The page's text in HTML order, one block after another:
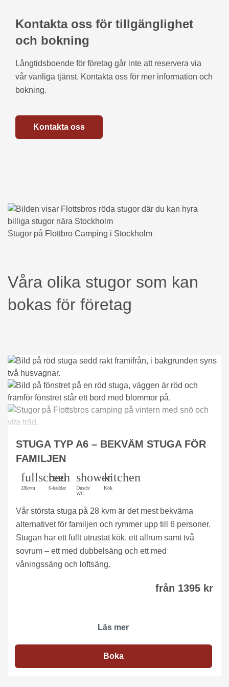
Kontakta oss för tillgänglighet
och bokning
Långtidsboende för företag går inte att reservera via
vår vanliga tjänst. Kontakta oss för mer information och
bokning.
Kontakta oss
Stugor på Flottbro Camping i Stockholm
Våra olika stugor som kan
bokas för företag
STUGA TYP A6 – BEKVÄM STUGA FÖR
FAMILJEN
fullscreen
28kvm
bed
6-bäddar
shower
Dusch/
WC
kitchen
Kök
Vår största stuga på 28 kvm är det mest bekväma
alternativet för familjen och rymmer upp till 6 personer.
Stugan har ett fullt utrustat kök, ett allrum samt två
sovrum – ett med dubbelsäng och ett med
våningssäng och loftsäng.
från 1395 kr
Läs mer
Boka